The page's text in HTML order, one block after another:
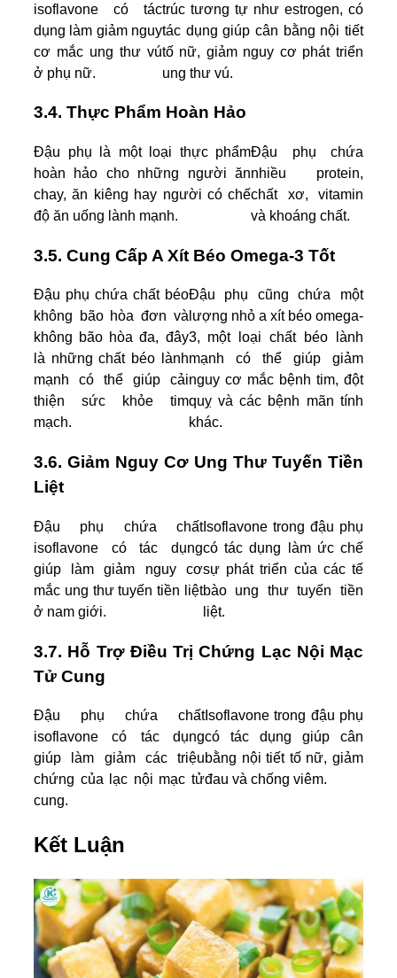
isoflavone có tác
dụng làm giảm nguy
cơ mắc ung thư vú
ở phụ nữ.
trúc tương tự như estrogen, có
tác dụng giúp cân bằng nội tiết
tố nữ, giảm nguy cơ phát triển
ung thư vú.
3.4. Thực Phẩm Hoàn Hảo
Đậu phụ là một loại thực phẩm
hoàn hảo cho những người ăn
chay, ăn kiêng hay người có chế
độ ăn uống lành mạnh.
Đậu phụ chứa
nhiều protein,
chất xơ, vitamin
và khoáng chất.
3.5. Cung Cấp A Xít Béo Omega-3 Tốt
Đậu phụ chứa chất béo
không bão hòa đơn và
không bão hòa đa, đây
là những chất béo lành
mạnh có thể giúp cải
thiện sức khỏe tim
mạch.
Đậu phụ cũng chứa một
lượng nhỏ a xít béo omega-
3, một loại chất béo lành
mạnh có thể giúp giảm
nguy cơ mắc bệnh tim, đột
quỵ và các bệnh mãn tính
khác.
3.6. Giảm Nguy Cơ Ung Thư Tuyến Tiền
Liệt
Đậu phụ chứa chất
isoflavone có tác dụng
giúp làm giảm nguy cơ
mắc ung thư tuyến tiền liệt
ở nam giới.
Isoflavone trong đậu phụ
có tác dụng làm ức chế
sự phát triển của các tế
bào ung thư tuyến tiền
liệt.
3.7. Hỗ Trợ Điều Trị Chứng Lạc Nội Mạc
Tử Cung
Đậu phụ chứa chất
isoflavone có tác dụng
giúp làm giảm các triệu
chứng của lạc nội mạc tử
cung.
Isoflavone trong đậu phụ
có tác dụng giúp cân
bằng nội tiết tố nữ, giảm
đau và chống viêm.
Kết Luận